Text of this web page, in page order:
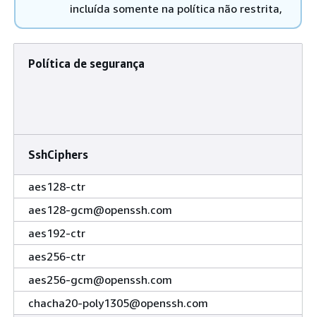
incluída somente na política não restrita,
Política de segurança
SshCiphers
aes128-ctr
aes128-gcm@openssh.com
aes192-ctr
aes256-ctr
aes256-gcm@openssh.com
chacha20-poly1305@openssh.com